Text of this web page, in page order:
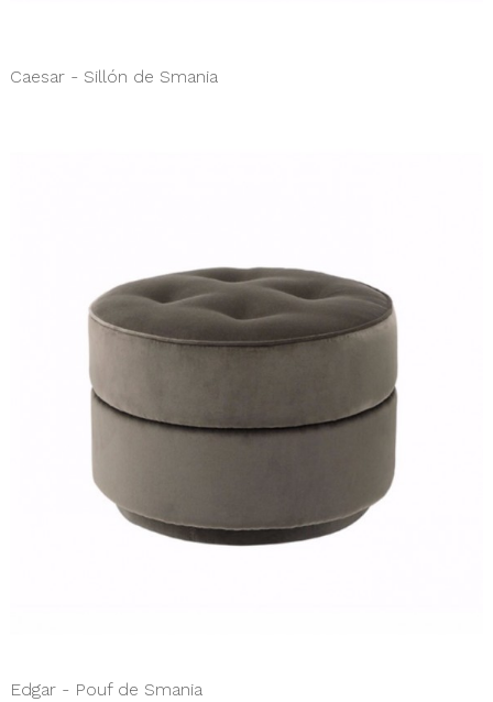
Caesar - Sillón de Smania
Edgar - Pouf de Smania